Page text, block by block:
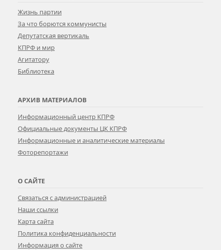
Жизнь партии
За что борются коммунисты
Депутатская вертикаль
КПРФ и мир
Агитатору
Библиотека
АРХИВ МАТЕРИАЛОВ
Информационный центр КПРФ
Официальные документы ЦК КПРФ
Информационные и аналитические материалы
Фоторепортажи
О САЙТЕ
Связаться с администрацией
Наши ссылки
Карта сайта
Политика конфиденциальности
Информация о сайте